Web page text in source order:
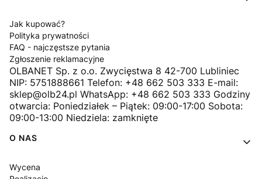
Jak kupować?
Polityka prywatności
FAQ - najczęstsze pytania
Zgłoszenie reklamacyjne
OLBANET Sp. z o.o. Zwycięstwa 8 42-700 Lubliniec
NIP: 5751888661 Telefon: +48 662 503 333 E-mail:
sklep@olb24.pl WhatsApp: +48 662 503 333 Godziny
otwarcia: Poniedziałek – Piątek: 09:00-17:00 Sobota:
09:00-13:00 Niedziela: zamknięte
O NAS
Wycena